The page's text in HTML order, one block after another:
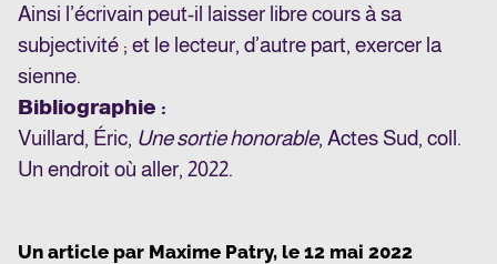
Ainsi l’écrivain peut-il laisser libre cours à sa
subjectivité ; et le lecteur, d’autre part, exercer la
sienne.
Bibliographie :
Vuillard, Éric, Une sortie honorable, Actes Sud, coll.
Un endroit où aller, 2022.
Un article par Maxime Patry, le 12 mai 2022